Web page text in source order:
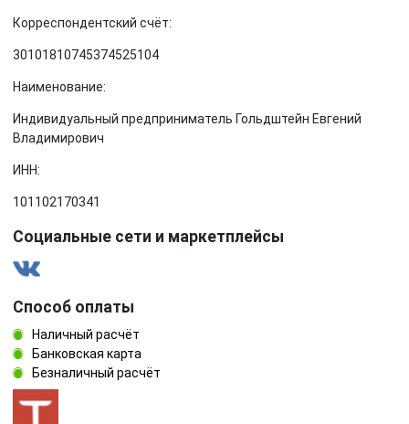
Корреспондентский счёт:
30101810745374525104
Наименование:
Индивидуальный предприниматель Гольдштейн Евгений
Владимирович
ИНН:
101102170341
Социальные сети и маркетплейсы
Способ оплаты
Наличный расчёт
Банковская карта
Безналичный расчёт